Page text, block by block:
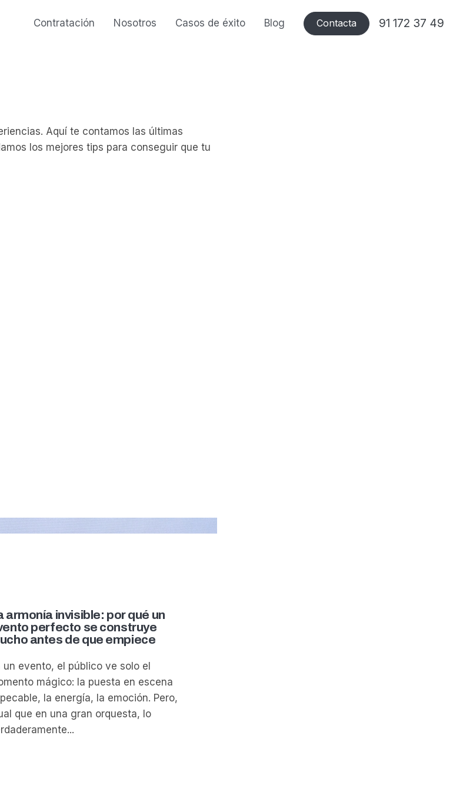
Contratación Nosotros Casos de éxito Blog Contacta 91 172 37 49
Aquí te contamos las últimas
los mejores tips para conseguir que tu
armonía invisible: por qué un
perfecto se construye
antes de que empiece
un evento, el público ve solo el
mágico: la puesta en escena
la energía, la emoción. Pero,
que en una gran orquesta, lo